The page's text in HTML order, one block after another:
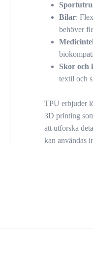
Bilar:
behöver
Skor och
textil och
TPU erbjuder
3D printing
att utforska
kan användas